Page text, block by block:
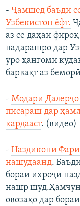
- Ҷамшед баъди
Узбекистон ёфт.
аз се даҳаи
падарашро дар
ӯро ҳангоми
барвақт аз
- Модари
писараш дар
кардааст. (видео)
- Наздикони
нашудаанд.
бораи ихроҷи
нашр
овозаҳо дар